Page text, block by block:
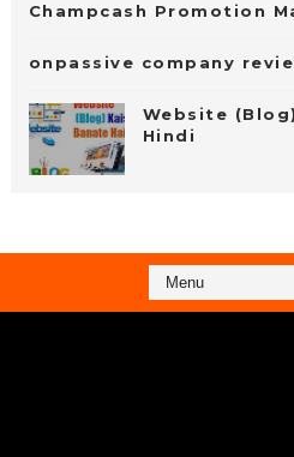
Champcash Promotion
onpassive company
Website
Hindi